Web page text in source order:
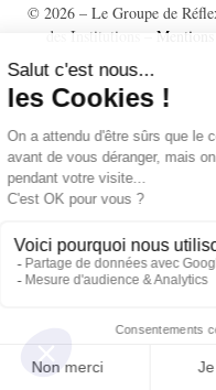
© 2026 – Le Groupe de
des Institutions – Mentions